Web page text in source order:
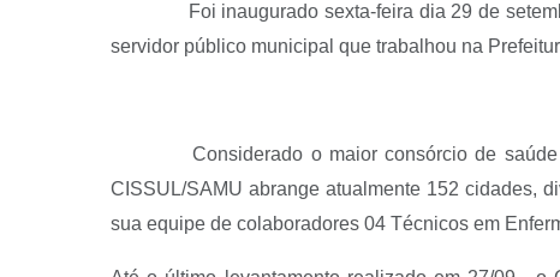
Foi inaugurado sexta-feira dia 29 de setembro,
servidor público municipal que trabalhou na
Considerado o maior consórcio de saúde do
CISSUL/SAMU abrange atualmente 152 cidades,
sua equipe de colaboradores 04 Técnicos em